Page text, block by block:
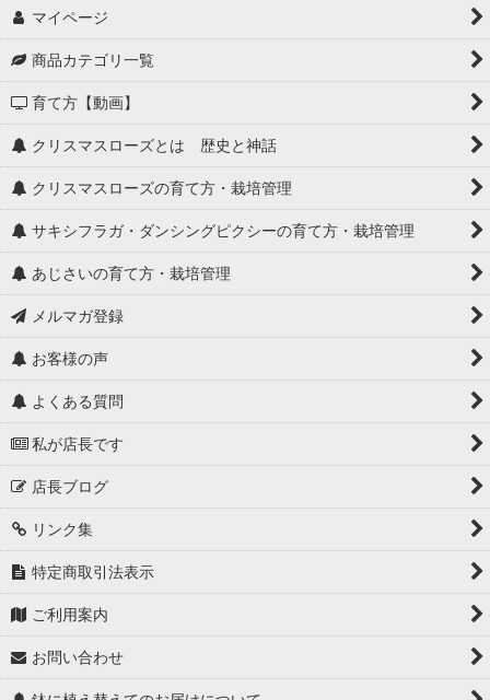
マイページ
商品カテゴリ一覧
育て方【動画】
クリスマスローズとは 歴史と神話
クリスマスローズの育て方・栽培管理
サキシフラガ・ダンシングピクシーの育て方・栽培管理
あじさいの育て方・栽培管理
メルマガ登録
お客様の声
よくある質問
私が店長です
店長ブログ
リンク集
特定商取引法表示
ご利用案内
お問い合わせ